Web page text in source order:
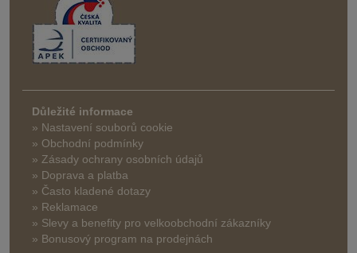
Důležité informace
» Nastavení souborů cookie
» Obchodní podmínky
» Zásady ochrany osobních údajů
» Doprava a platba
» Často kladené dotazy
» Reklamace
» Slevy a benefity pro velkoobchodní zákazníky
» Bonusový program na prodejnách